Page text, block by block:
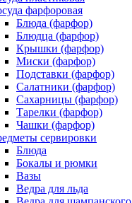
фарфоровая
Блюда (фарфор)
Блюдца (фарфор)
Крышки (фарфор)
Миски (фарфор)
Подставки (фарфор)
Салатники (фарфор)
Сахарницы (фарфор)
Тарелки (фарфор)
Чашки (фарфор)
сервировки
Блюда
Бокалы и рюмки
Вазы
Ведра для льда